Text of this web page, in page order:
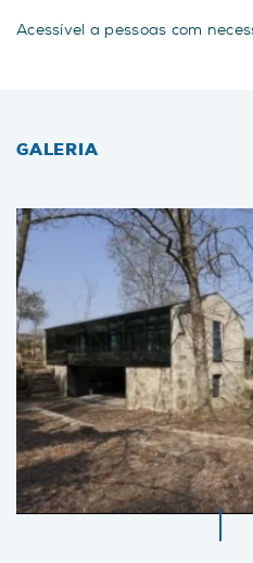
Acessível a pessoas com
GALERIA